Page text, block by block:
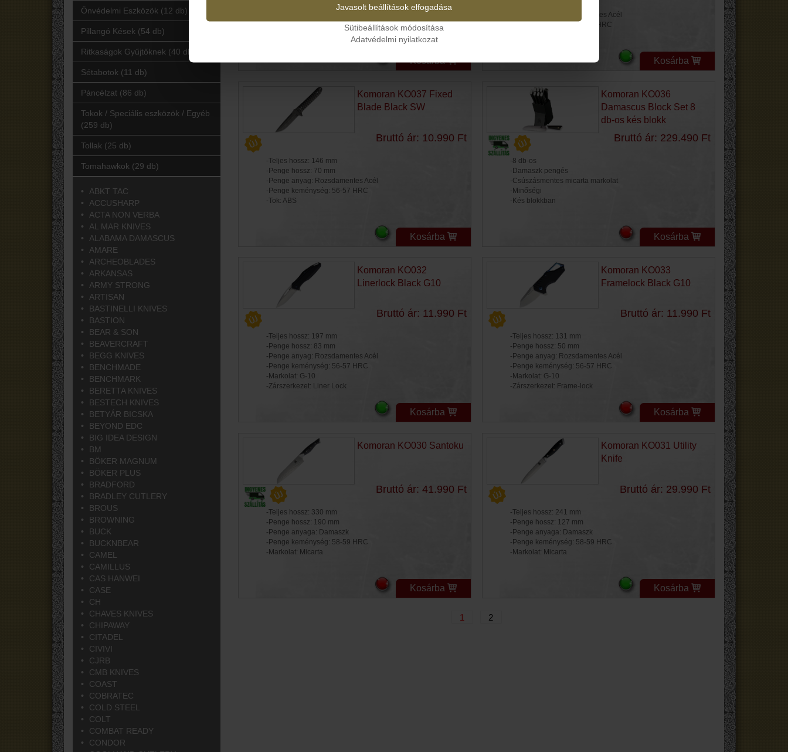
Önvédelmi Eszközök (12 db)
Pillangó Kések (54 db)
Ritkaságok Gyűjtőknek (40 db)
Sétabotok (11 db)
Páncélzat (86 db)
Tokok / Speciális eszközök / Egyéb
(259 db)
Tollak (25 db)
Tomahawkok (29 db)
ABKT TAC
ACCUSHARP
ACTA NON VERBA
AL MAR KNIVES
ALABAMA DAMASCUS
AMARE
ARCHEOBLADES
ARKANSAS
ARMY STRONG
ARTISAN
BASTINELLI KNIVES
BASTION
BEAR & SON
BEAVERCRAFT
BEGG KNIVES
BENCHMADE
BENCHMARK
BERETTA KNIVES
BESTECH KNIVES
BETYÁR BICSKA
BEYOND EDC
BIG IDEA DESIGN
BM
BÖKER MAGNUM
BÖKER PLUS
BRADFORD
BRADLEY CUTLERY
BROUS
BROWNING
BUCK
BUCKNBEAR
CAMEL
CAMILLUS
CAS HANWEI
CASE
CH
CHAVES KNIVES
CHIPAWAY
CITADEL
CIVIVI
CJRB
CMB KNIVES
COAST
COBRATEC
COLD STEEL
COLT
COMBAT READY
CONDOR
-Penge anyag: Damaszk
Kosárba
-Penge anyag: Rozsdamentes Acél
-Penge keménység: 56-58 HRC
Kosárba
Komoran KO037 Fixed
Blade Black SW
Bruttó ár: 10.990 Ft
-Teljes hossz: 146 mm
-Penge hossz: 70 mm
-Penge anyag: Rozsdamentes Acél
-Penge keménység: 56-57 HRC
-Tok: ABS
Kosárba
Komoran KO036
Damascus Block Set 8
db-os kés blokk
Bruttó ár: 229.490 Ft
-8 db-os
-Damaszk pengés
-Csúszásmentes micarta markolat
-Minőségi
-Kés blokkban
Kosárba
Komoran KO032
Linerlock Black G10
Bruttó ár: 11.990 Ft
-Teljes hossz: 197 mm
-Penge hossz: 83 mm
-Penge anyag: Rozsdamentes Acél
-Penge keménység: 56-57 HRC
-Markolat: G-10
-Zárszerkezet: Liner Lock
Kosárba
Komoran KO033
Framelock Black G10
Bruttó ár: 11.990 Ft
-Teljes hossz: 131 mm
-Penge hossz: 50 mm
-Penge anyag: Rozsdamentes Acél
-Penge keménység: 56-57 HRC
-Markolat: G-10
-Zárszerkezet: Frame-lock
Kosárba
Komoran KO030 Santoku
Bruttó ár: 41.990 Ft
-Teljes hossz: 330 mm
-Penge hossz: 190 mm
-Penge anyaga: Damaszk
-Penge keménység: 58-59 HRC
-Markolat: Micarta
Kosárba
Komoran KO031 Utility
Knife
Bruttó ár: 29.990 Ft
-Teljes hossz: 241 mm
-Penge hossz: 127 mm
-Penge anyaga: Damaszk
-Penge keménység: 58-59 HRC
-Markolat: Micarta
Kosárba
1 2
Javasolt beállítások elfogadása
Sütibeállítások módosítása
Adatvédelmi nyilatkozat